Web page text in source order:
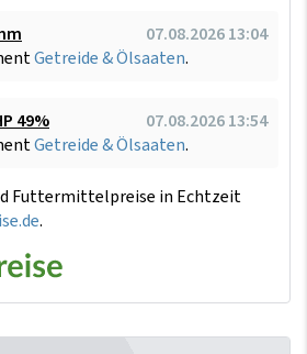
07.08.2026 13:04
Getreide & Ölsaaten.
49%
07.08.2026 13:54
Getreide & Ölsaaten.
Futtermittelpreise in Echtzeit
.